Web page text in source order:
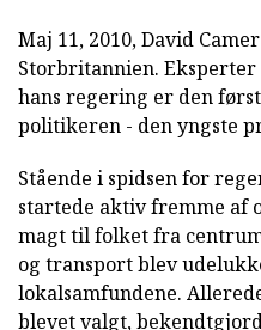
Maj 11, 2010, David
Storbritannien. Eksperter
hans regering er den
politikeren - den yngste
Stående i spidsen for
startede aktiv fremme af
magt til folket fra
og transport blev
lokalsamfundene.
blevet valgt,